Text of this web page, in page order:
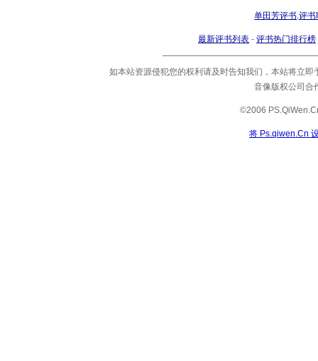
单田芳评书 评书
最新评书列表 - 评书热门排行榜
如本站资源侵犯您的权利请及时告知我们，本站将立
音像版权公司合
©2006
将 Ps.qiwen.Cn